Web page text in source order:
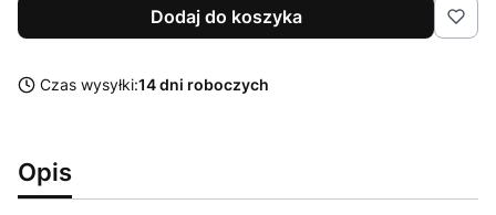
Dodaj do koszyka
Czas wysyłki:14 dni roboczych
Opis